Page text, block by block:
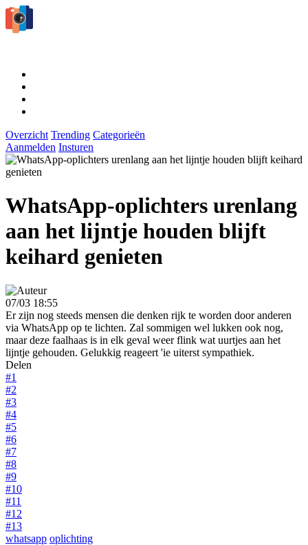
Overzicht Trending Categorieën
Aanmelden Insturen
WhatsApp-oplichters urenlang
aan het lijntje houden blijft
keihard genieten
07/03 18:55
Er zijn nog steeds mensen die denken rijk te worden door anderen
via WhatsApp op te lichten. Zal sommigen wel lukken ook nog,
maar deze faalhaas is in elk geval weer flink wat uurtjes aan het
lijntje gehouden. Gelukkig reageert 'ie uiterst sympathiek.
Delen
#1
#2
#3
#4
#5
#6
#7
#8
#9
#10
#11
#12
#13
whatsapp oplichting